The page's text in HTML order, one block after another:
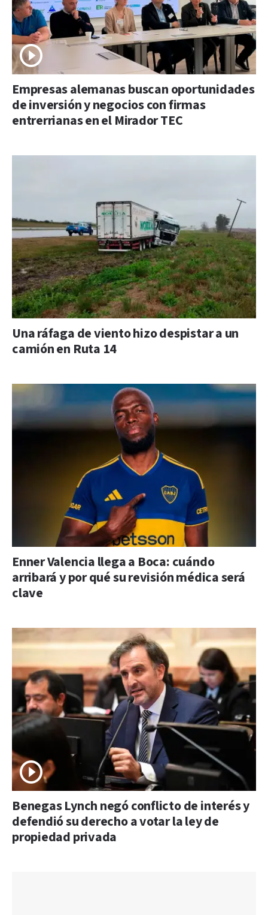
Empresas alemanas buscan oportunidades
de inversión y negocios con firmas
entrerrianas en el Mirador TEC
Una ráfaga de viento hizo despistar a un
camión en Ruta 14
Enner Valencia llega a Boca: cuándo
arribará y por qué su revisión médica será
clave
Benegas Lynch negó conflicto de interés y
defendió su derecho a votar la ley de
propiedad privada